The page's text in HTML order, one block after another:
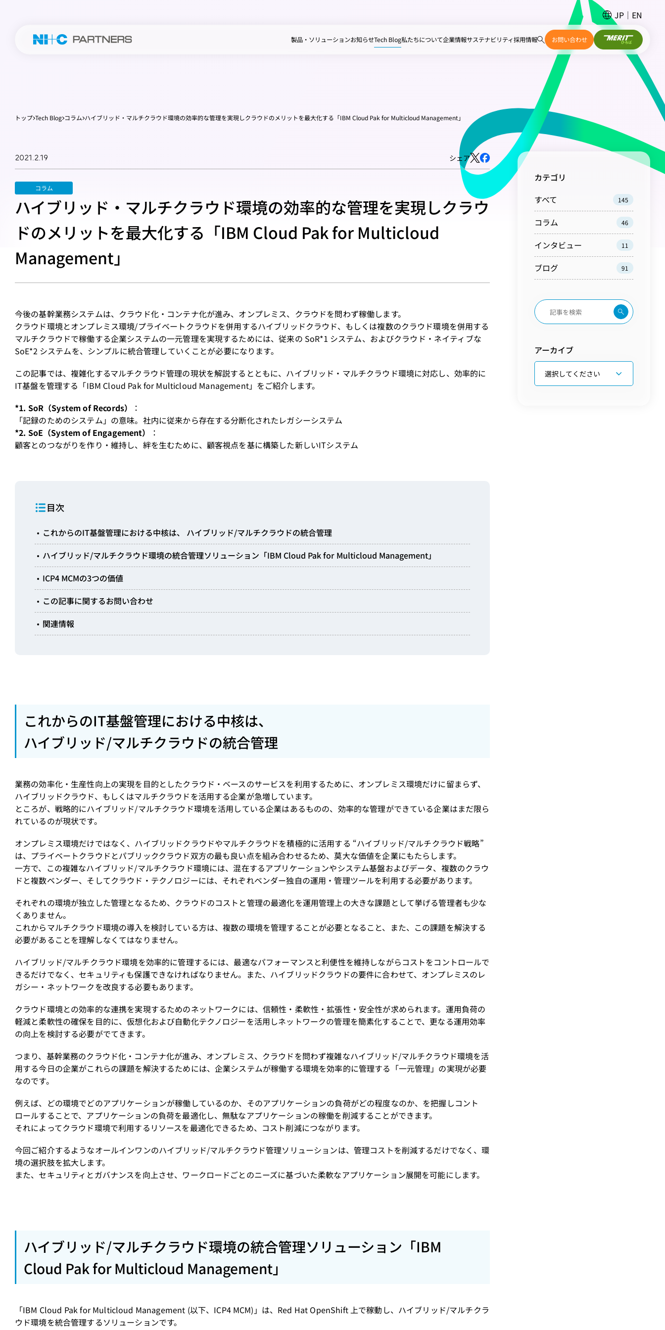
製品・ソリューションお知らせTech Blog私たちについて企業情報サステナビリティ採用情報 お問い合わせ
JP EN
トップ Tech Blog コラム ハイブリッド・マルチクラウド環境の効率的な管理を実現しクラウドのメリットを最大化する「IBM Cloud Pak for Multicloud Management」
2021.2.19 シェア
コラム
ハイブリッド・マルチクラウド環境の効率的な管理を実現しクラウ
ドのメリットを最大化する「IBM Cloud Pak for Multicloud
Management」
今後の基幹業務システムは、クラウド化・コンテナ化が進み、オンプレミス、クラウドを問わず稼働します。
クラウド環境とオンプレミス環境/プライベートクラウドを併用するハイブリッドクラウド、もしくは複数のクラウド環境を併用する
マルチクラウドで稼働する企業システムの一元管理を実現するためには、従来の SoR*1 システム、およびクラウド・ネイティブな
SoE*2 システムを、シンプルに統合管理していくことが必要になります。
この記事では、複雑化するマルチクラウド管理の現状を解説するとともに、ハイブリッド・マルチクラウド環境に対応し、効率的に
IT基盤を管理する「IBM Cloud Pak for Multicloud Management」をご紹介します。
*1. SoR（System of Records）
：
「記録のためのシステム」の意味。社内に従来から存在する分断化されたレガシーシステム
*2. SoE（System of Engagement）
：
顧客とのつながりを作り・維持し、絆を生むために、顧客視点を基に構築した新しいITシステム
目次
これからのIT基盤管理における中核は、 ハイブリッド/マルチクラウドの統合管理
ハイブリッド/マルチクラウド環境の統合管理ソリューション「IBM Cloud Pak for Multicloud Management」
ICP4 MCMの3つの価値
この記事に関するお問い合わせ
関連情報
これからのIT基盤管理における中核は、
ハイブリッド/マルチクラウドの統合管理
業務の効率化・生産性向上の実現を目的としたクラウド・ベースのサービスを利用するために、オンプレミス環境だけに留まらず、
ハイブリッドクラウド、もしくはマルチクラウドを活用する企業が急増しています。
ところが、戦略的にハイブリッド/マルチクラウド環境を活用している企業はあるものの、効率的な管理ができている企業はまだ限ら
れているのが現状です。
オンプレミス環境だけではなく、ハイブリッドクラウドやマルチクラウドを積極的に活用する “ハイブリッド/マルチクラウド戦略”
は、プライベートクラウドとパブリッククラウド双方の最も良い点を組み合わせるため、莫大な価値を企業にもたらします。
一方で、この複雑なハイブリッド/マルチクラウド環境には、混在するアプリケーションやシステム基盤およびデータ、複数のクラウ
ドと複数ベンダー、そしてクラウド・テクノロジーには、それぞれベンダー独自の運用・管理ツールを利用する必要があります。
それぞれの環境が独立した管理となるため、クラウドのコストと管理の最適化を運用管理上の大きな課題として挙げる管理者も少な
くありません。
これからマルチクラウド環境の導入を検討している方は、複数の環境を管理することが必要となること、また、この課題を解決する
必要があることを理解しなくてはなりません。
ハイブリッド/マルチクラウド環境を効率的に管理するには、最適なパフォーマンスと利便性を維持しながらコストをコントロールで
きるだけでなく、セキュリティも保護できなければなりません。また、ハイブリッドクラウドの要件に合わせて、オンプレミスのレ
ガシー・ネットワークを改良する必要もあります。
クラウド環境との効率的な連携を実現するためのネットワークには、信頼性・柔軟性・拡張性・安全性が求められます。運用負荷の
軽減と柔軟性の確保を目的に、仮想化および自動化テクノロジーを活用しネットワークの管理を簡素化することで、更なる運用効率
の向上を検討する必要がでてきます。
つまり、基幹業務のクラウド化・コンテナ化が進み、オンプレミス、クラウドを問わず複雑なハイブリッド/マルチクラウド環境を活
用する今日の企業がこれらの課題を解決するためには、企業システムが稼働する環境を効率的に管理する「一元管理」の実現が必要
なのです。
例えば、どの環境でどのアプリケーションが稼働しているのか、そのアプリケーションの負荷がどの程度なのか、を把握しコント
ロールすることで、アプリケーションの負荷を最適化し、無駄なアプリケーションの稼働を削減することができます。
それによってクラウド環境で利用するリソースを最適化できるため、コスト削減につながります。
今回ご紹介するようなオールインワンのハイブリッド/マルチクラウド管理ソリューションは、管理コストを削減するだけでなく、環
境の選択肢を拡大します。
また、セキュリティとガバナンスを向上させ、ワークロードごとのニーズに基づいた柔軟なアプリケーション展開を可能にします。
ハイブリッド/マルチクラウド環境の統合管理ソリューション「IBM
Cloud Pak for Multicloud Management」
「IBM Cloud Pak for Multicloud Management (以下、ICP4 MCM)」は、Red Hat OpenShift 上で稼動し、ハイブリッド/マルチクラ
ウド環境を統合管理するソリューションです。
カテゴリ
すべて
145
コラム 46
インタビュー 11
ブログ 91
アーカイブ